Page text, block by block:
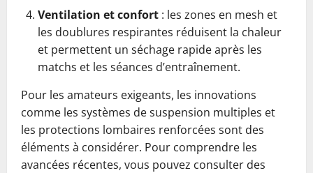
Ventilation et confort : les zones en mesh et
les doublures respirantes réduisent la chaleur
et permettent un séchage rapide après les
matchs et les séances d’entraînement.
Pour les amateurs exigeants, les innovations
comme les systèmes de suspension multiples et
les protections lombaires renforcées sont des
éléments à considérer. Pour comprendre les
avancées récentes, vous pouvez consulter des